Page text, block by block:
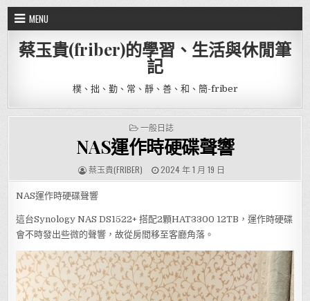
Skip to content
MENU
蔡玉貴(friber)的學習、生活與休閒筆
記
樸、拙、勤、常、靜、善、和、簡-friber
POSTED IN
一般日誌
NAS運作時硬碟聲響
AUTHOR:
蔡玉貴(FRIBER) PUBLISHED DATE:
2024 年 1 月 19 日
NAS運作時硬碟聲響
這台Synology NAS DS1522+ 搭配2顆HAT3300 12TB，運作時硬碟
會不時發出些微的聲響，故從房間移至客廳角落。